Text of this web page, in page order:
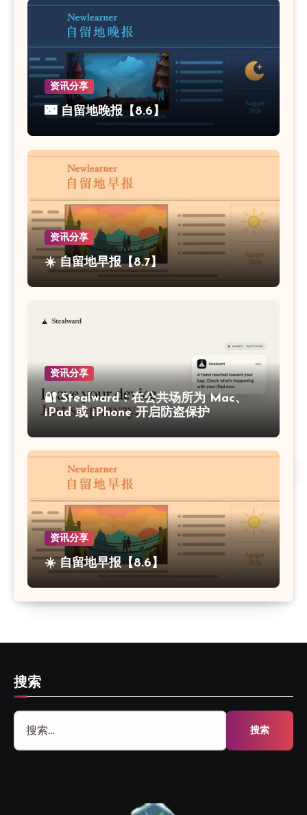
资讯分享
🌃 自留地晚报【8.6】
资讯分享
☀️ 自留地早报【8.7】
资讯分享
🔐 Stealward：在公共场所为 Mac、
iPad 或 iPhone 开启防盗保护
资讯分享
☀️ 自留地早报【8.6】
搜索
搜
索：